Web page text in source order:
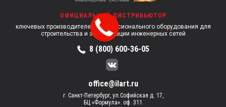
ОФИЦИАЛЬНЫЙ ДИСТРИБЬЮТОР
ключевых производителей профессионального оборудования для
строительства и эксплуатации инженерных сетей
8 (800) 600-36-05
office@ilart.ru
г. Санкт-Петербург, ул.Софийская д. 17,
БЦ «Формула». оф. 311